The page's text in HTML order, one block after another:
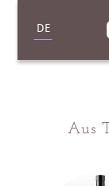
DE
Aus